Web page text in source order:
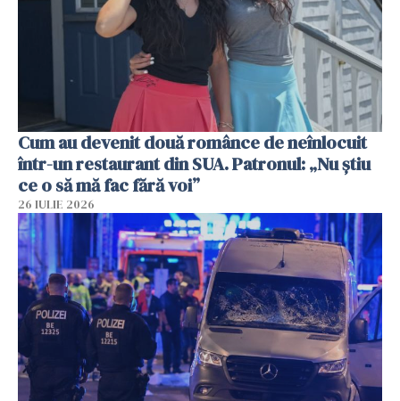
Cum au devenit două românce de neînlocuit
într-un restaurant din SUA. Patronul: „Nu știu
ce o să mă fac fără voi”
26 IULIE 2026